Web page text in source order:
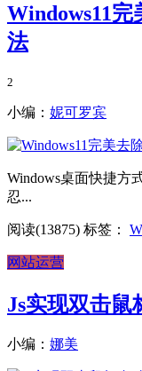
Windows11
法
2
小编： 妮可罗宾
Windows桌面快捷方
忍...
阅读(13875) 标签：
网站运营
Js实现双击鼠
小编： 娜美